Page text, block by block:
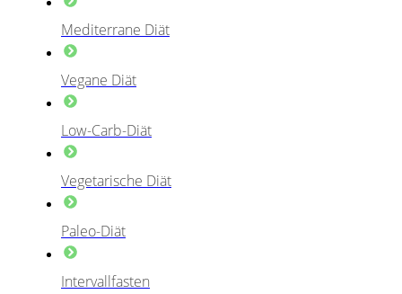
Mediterrane Diät
Vegane Diät
Low-Carb-Diät
Vegetarische Diät
Paleo-Diät
Intervallfasten